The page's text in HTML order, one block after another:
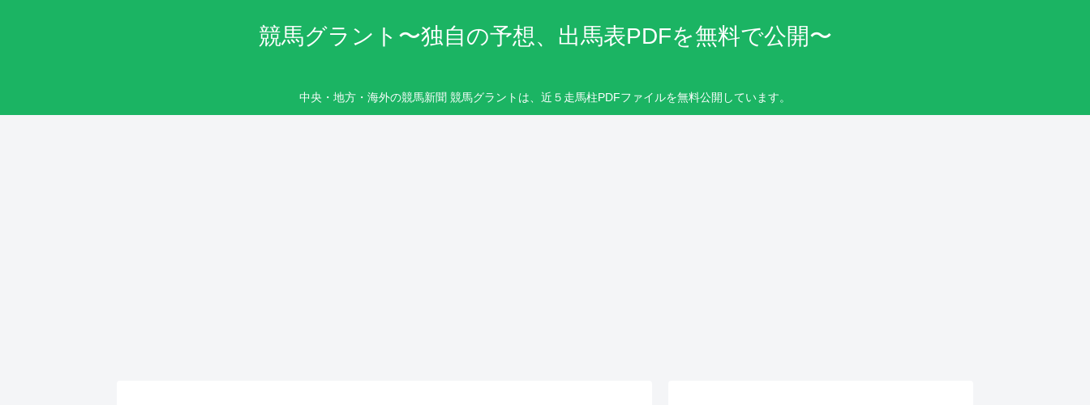
競馬グラント〜独自の予想、出馬表PDFを無料で公開〜
中央・地方・海外の競馬新聞 競馬グラントは、近５走馬柱PDFファイルを無料公開しています。